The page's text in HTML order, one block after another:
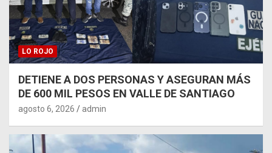
LO ROJO
DETIENE A DOS PERSONAS Y ASEGURAN MÁS
DE 600 MIL PESOS EN VALLE DE SANTIAGO
agosto 6, 2026 admin